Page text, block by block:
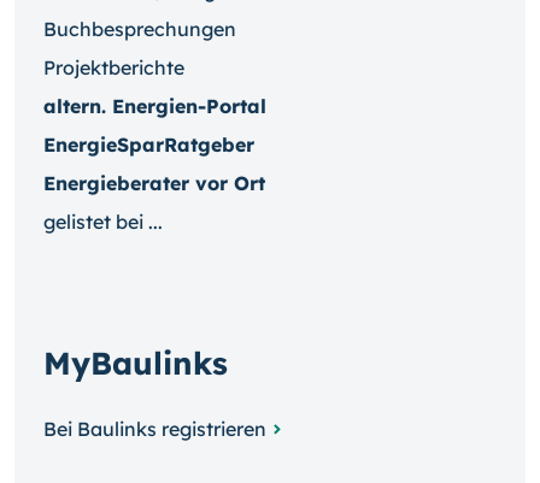
Buchbesprechungen
Projektberichte
altern. Energien-Portal
EnergieSparRatgeber
Energieberater vor Ort
gelistet bei ...
MyBaulinks
Bei Baulinks registrieren